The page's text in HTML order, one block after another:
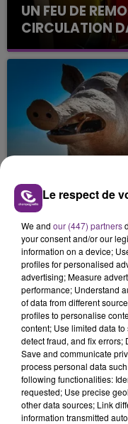
UN FEU DE
CIRCULATION
Un feu de
fin de matinée sur
VENEZ FÊTER
L'ANNIVERSAIRE
Ce samedi 8 août
l'anniversaire du
Une fête est donc
conviés !
TITRES
10h47
10h47
Le respect de
We and our (447) partners
your consent and/or our
information on a device;
profiles for personalised
advertising; Measure
performance; Understand
of data from different
profiles to personalise
content; Use limited data
detect fraud, and fix
Save and communicate
process personal data
following functionalities:
requested; Use precise
other data sources; Link
information transmitted